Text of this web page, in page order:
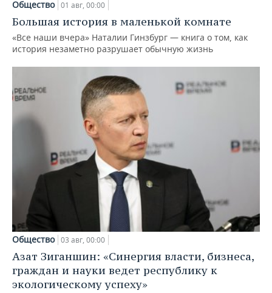
Общество 01 авг, 00:00
Большая история в маленькой комнате
«Все наши вчера» Наталии Гинзбург — книга о том, как
история незаметно разрушает обычную жизнь
Общество 03 авг, 00:00
Азат Зиганшин: «Синергия власти, бизнеса,
граждан и науки ведет республику к
экологическому успеху»